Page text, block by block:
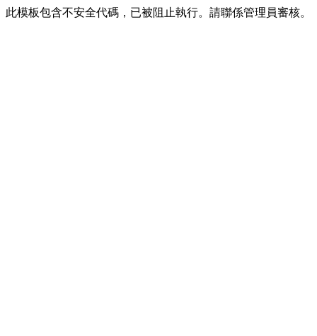
此模板包含不安全代碼，已被阻止執行。請聯係管理員審核。